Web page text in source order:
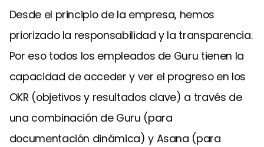
Desde el principio de la empresa, hemos
priorizado la responsabilidad y la transparencia.
Por eso todos los empleados de Guru tienen la
capacidad de acceder y ver el progreso en los
OKR (objetivos y resultados clave) a través de
una combinación de Guru (para
documentación dinámica) y Asana (para